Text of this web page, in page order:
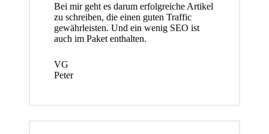
Bei mir geht es darum erfolgreiche Artikel
zu schreiben, die einen guten Traffic
gewährleisten. Und ein wenig SEO ist
auch im Paket enthalten.
VG
Peter